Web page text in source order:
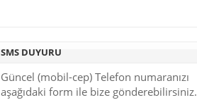
SMS DUYURU
Güncel (mobil-cep) Telefon numaranızı
aşağıdaki form ile bize gönderebilirsiniz.